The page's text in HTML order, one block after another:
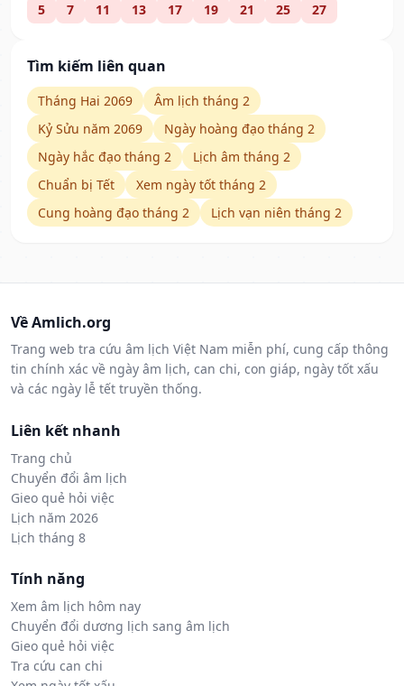
5 7 11 13 17 19 21 25 27
Tìm kiếm liên quan
Tháng Hai 2069
Âm lịch tháng 2
Kỷ Sửu năm 2069
Ngày hoàng đạo tháng 2
Ngày hắc đạo tháng 2
Lịch âm tháng 2
Chuẩn bị Tết
Xem ngày tốt tháng 2
Cung hoàng đạo tháng 2
Lịch vạn niên tháng 2
Về Amlich.org
Trang web tra cứu âm lịch Việt Nam miễn phí, cung cấp thông
tin chính xác về ngày âm lịch, can chi, con giáp, ngày tốt xấu
và các ngày lễ tết truyền thống.
Liên kết nhanh
Trang chủ
Chuyển đổi âm lịch
Gieo quẻ hỏi việc
Lịch năm 2026
Lịch tháng 8
Tính năng
Xem âm lịch hôm nay
Chuyển đổi dương lịch sang âm lịch
Gieo quẻ hỏi việc
Tra cứu can chi